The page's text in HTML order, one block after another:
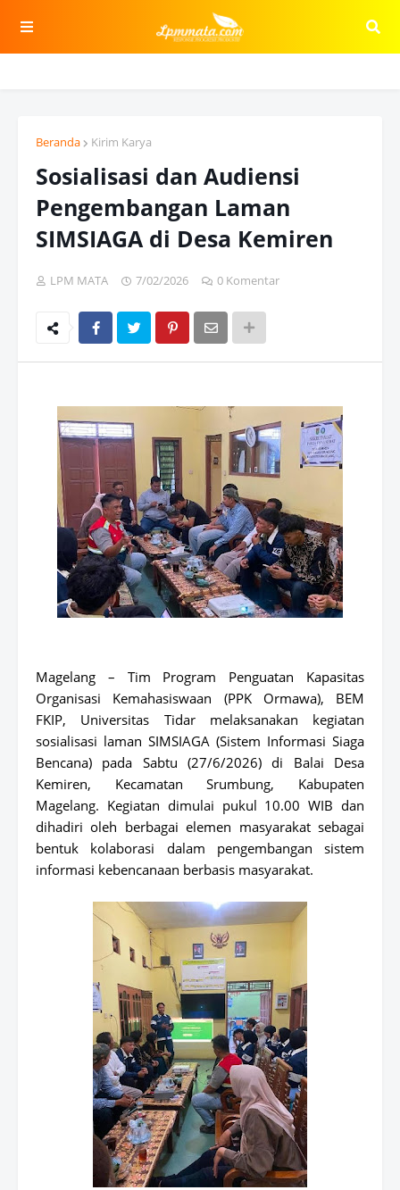
Beranda Kirim Karya
Sosialisasi dan Audiensi
Pengembangan Laman
SIMSIAGA di Desa Kemiren
LPM MATA 7/02/2026 0 Komentar
Magelang – Tim Program Penguatan Kapasitas
Organisasi Kemahasiswaan (PPK Ormawa), BEM
FKIP, Universitas Tidar melaksanakan kegiatan
sosialisasi laman SIMSIAGA (Sistem Informasi Siaga
Bencana) pada Sabtu (27/6/2026) di Balai Desa
Kemiren, Kecamatan Srumbung, Kabupaten
Magelang. Kegiatan dimulai pukul 10.00 WIB dan
dihadiri oleh berbagai elemen masyarakat sebagai
bentuk kolaborasi dalam pengembangan sistem
informasi kebencanaan berbasis masyarakat.